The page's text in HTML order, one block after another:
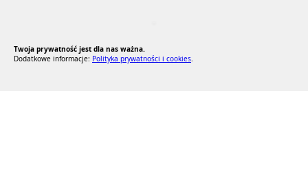
Twoja prywatność jest dla nas ważna.
Dodatkowe informacje: Polityka prywatności i cookies.